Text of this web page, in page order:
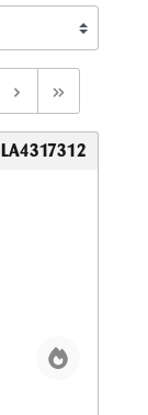
LA4317312